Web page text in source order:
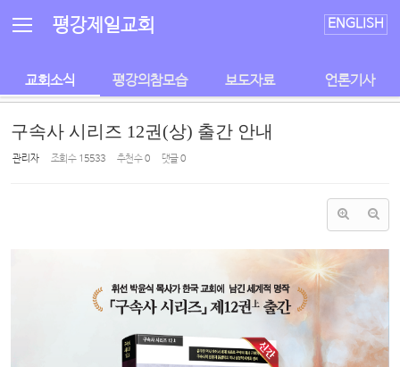
평강제일교회 ENGLISH
교회소식 평강의참모습 보도자료 언론기사
구속사 시리즈 12권(상) 출간 안내
관리자 조회 수 15533 추천 수0 댓글0